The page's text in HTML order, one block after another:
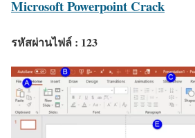
Microsoft Powerpoint Crack
รหัสผ่านไฟล์ : 123